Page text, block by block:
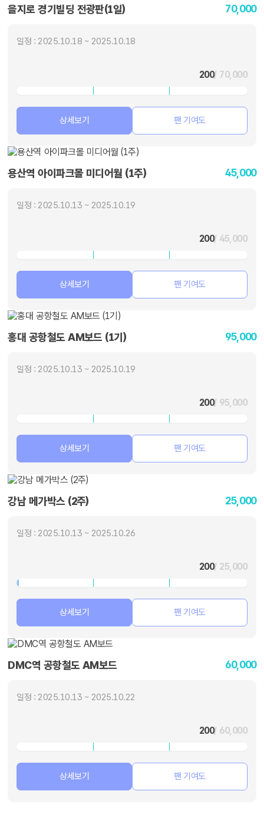
을지로 경기빌딩 전광판(1일) 70,000
일정 : 2025.10.18 ~ 2025.10.18
200/ 70,000
상세보기 팬 기여도
용산역 아이파크몰 미디어월 (1주) 45,000
일정 : 2025.10.13 ~ 2025.10.19
200/ 45,000
상세보기 팬 기여도
홍대 공항철도 AM보드 (1기) 95,000
일정 : 2025.10.13 ~ 2025.10.19
200/ 95,000
상세보기 팬 기여도
강남 메가박스 (2주) 25,000
일정 : 2025.10.13 ~ 2025.10.26
200/ 25,000
상세보기 팬 기여도
DMC역 공항철도 AM보드 60,000
일정 : 2025.10.13 ~ 2025.10.22
200/ 60,000
상세보기 팬 기여도